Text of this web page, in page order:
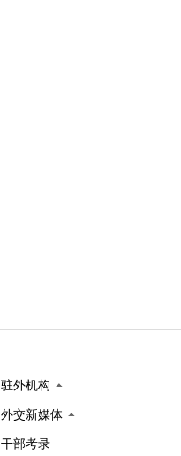
驻外机构
外交新媒体
干部考录